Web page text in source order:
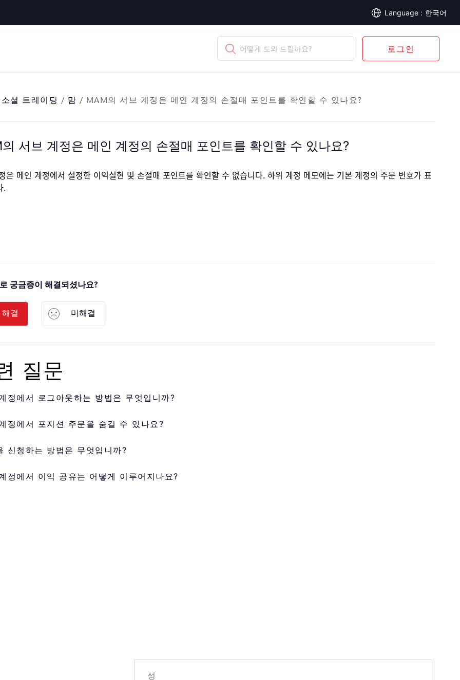
한국어
어떻게 도와 드릴까요? 로그인
소셜 트레이딩 / 맘 / MAM의 서브 계정은 메인 계정의 손절매 포인트를 확인할 수 있나요?
서브 계정은 메인 계정의 손절매 포인트를 확인할 수 있나요?
은 메인 계정에서 설정한 이익실현 및 손절매 포인트를 확인할 수 없습니다. 하위 계정 메모에는 기본 계정의 주문 번호가 표
.
궁금증이 해결되셨나요?
해결 미해결
질문
정에서 로그아웃하는 방법은 무엇입니까?
정에서 포지션 주문을 숨길 수 있나요?
신청하는 방법은 무엇입니까?
정에서 이익 공유는 어떻게 이루어지나요?